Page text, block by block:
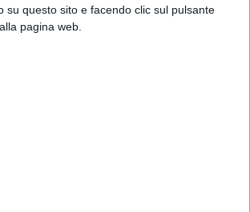
su questo sito e facendo clic sul pulsante
pagina web.